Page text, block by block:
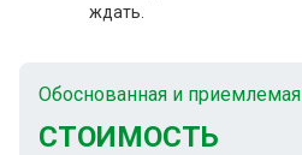
ждать.
Обоснованная и приемлемая
СТОИМОСТЬ